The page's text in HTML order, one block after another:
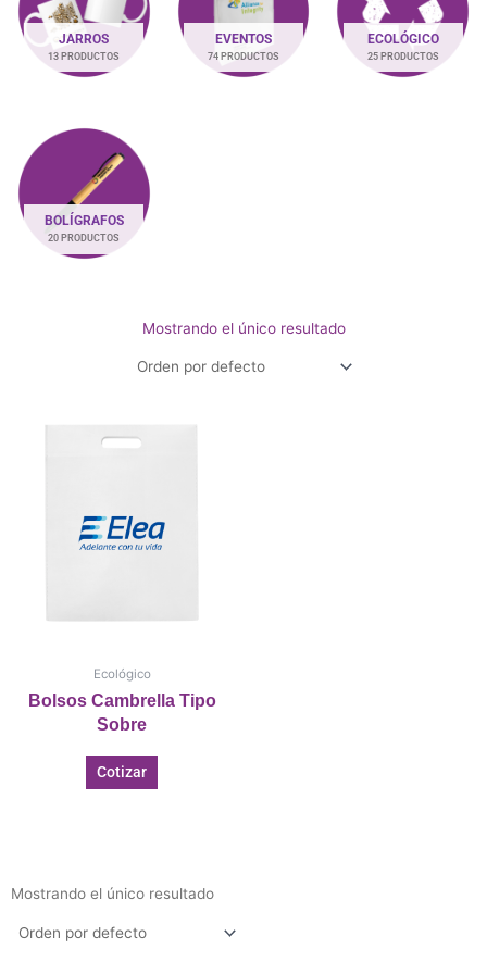
JARROS
13 PRODUCTOS
EVENTOS
74 PRODUCTOS
ECOLÓGICO
25 PRODUCTOS
BOLÍGRAFOS
20 PRODUCTOS
Mostrando el único resultado
Ecológico
Bolsos Cambrella Tipo
Sobre
Cotizar
Mostrando el único resultado